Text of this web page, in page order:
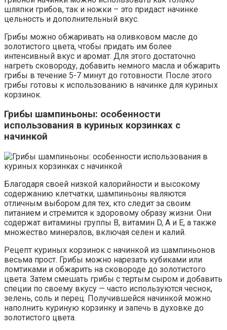
шляпки грибов, так и ножки – это придаст начинке
цельность и дополнительный вкус.
Грибы можно обжаривать на оливковом масле до
золотистого цвета, чтобы придать им более
интенсивный вкус и аромат. Для этого достаточно
нагреть сковороду, добавить немного масла и обжарить
грибы в течение 5-7 минут до готовности. После этого
грибы готовы к использованию в начинке для куриных
корзинок.
Грибы шампиньоны: особенности
использования в куриных корзинках с
начинкой
Благодаря своей низкой калорийности и высокому
содержанию клетчатки, шампиньоны являются
отличным выбором для тех, кто следит за своим
питанием и стремится к здоровому образу жизни. Они
содержат витамины группы В, витамин D, А и Е, а также
множество минералов, включая селен и калий.
Рецепт куриных корзинок с начинкой из шампиньонов
весьма прост. Грибы можно нарезать кубиками или
ломтиками и обжарить на сковороде до золотистого
цвета. Затем смешать грибы с тертым сыром и добавить
специи по своему вкусу — часто используются чеснок,
зелень, соль и перец. Получившейся начинкой можно
наполнить куриную корзинку и запечь в духовке до
золотистого цвета.